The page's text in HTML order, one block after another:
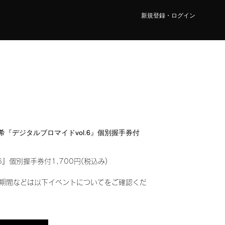
新規登録・ログイン
『デジタルブロマイドvol.6』個別握手券付
』個別握手券付1,700円(税込み)
間などは以下イベントについてをご確認くだ